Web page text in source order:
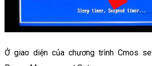
Ở giao diện của chương trình Cmos